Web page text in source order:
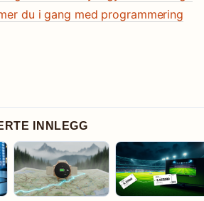
du i gang med programmering
INNLEGG